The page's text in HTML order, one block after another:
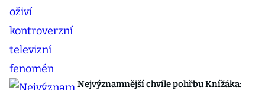
Nejvýznamnější chvíle pohřbu Knížáka: